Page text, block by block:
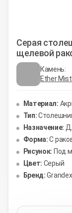
Серая
щелевой
Камень:
Ether Mist
Материал:
Тип:
Назначение:
Форма: С
Рисунок: Под
Цвет: Серый
Бренд: Grandex